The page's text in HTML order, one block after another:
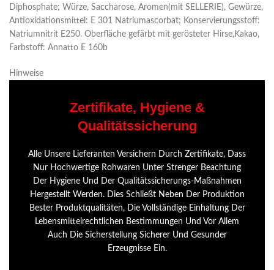
Diphosphate; Würze, Saccharose, Aromen(mit SELLERIE), Gewürze,
Antioxidationsmittel: E 301 Natriumascorbat; Konservierungsstoff:
Natriumnitrit E250. Oberfläche gefärbt mit gerösteter Hirse,Kakao,
Farbstoff: Annatto E 160b
Hinweise
Zertifikate, Hygiene &
Qualitätssicherung
Alle Unsere Lieferanten Versichern Durch Zertifikate, Dass
Nur Hochwertige Rohwaren Unter Strenger Beachtung
Der Hygiene Und Der Qualitätssicherungs-Maßnahmen
Hergestellt Werden. Dies Schließt Neben Der Produktion
Bester Produktqualitäten, Die Vollständige Einhaltung Der
Lebensmittelrechtlichen Bestimmungen Und Vor Allem
Auch Die Sicherstellung Sicherer Und Gesunder
Erzeugnisse Ein.